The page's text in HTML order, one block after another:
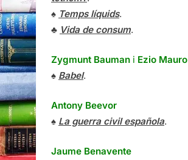
♠ Temps líquids.
♣ Vida de consum.
Zygmunt Bauman i Ezio Mauro
♠ Babel.
Antony Beevor
♠ La guerra civil española.
Jaume Benavente